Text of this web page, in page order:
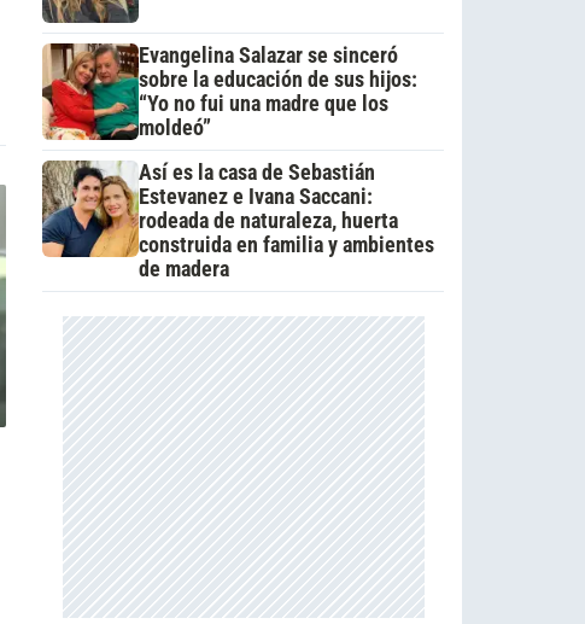
Evangelina Salazar se sinceró
sobre la educación de sus hijos:
“Yo no fui una madre que los
moldeó”
Así es la casa de Sebastián
Estevanez e Ivana Saccani:
rodeada de naturaleza, huerta
construida en familia y ambientes
de madera